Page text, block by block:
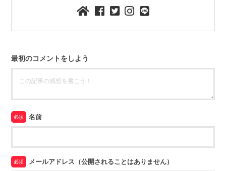
最初のコメントをしよう
必須 名前
必須 メールアドレス（公開されることはありません）